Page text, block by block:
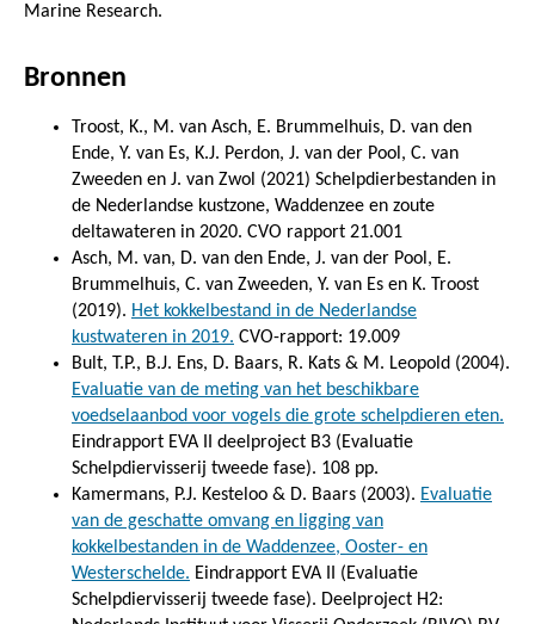
Marine Research.
Bronnen
Troost, K., M. van Asch, E. Brummelhuis, D. van den
Ende, Y. van Es, K.J. Perdon, J. van der Pool, C. van
Zweeden en J. van Zwol (2021) Schelpdierbestanden in
de Nederlandse kustzone, Waddenzee en zoute
deltawateren in 2020. CVO rapport 21.001
Asch, M. van, D. van den Ende, J. van der Pool, E.
Brummelhuis, C. van Zweeden, Y. van Es en K. Troost
(2019). Het kokkelbestand in de Nederlandse
kustwateren in 2019. CVO-rapport: 19.009
Bult, T.P., B.J. Ens, D. Baars, R. Kats & M. Leopold (2004).
Evaluatie van de meting van het beschikbare
voedselaanbod voor vogels die grote schelpdieren eten.
Eindrapport EVA II deelproject B3 (Evaluatie
Schelpdiervisserij tweede fase). 108 pp.
Kamermans, P.J. Kesteloo & D. Baars (2003). Evaluatie
van de geschatte omvang en ligging van
kokkelbestanden in de Waddenzee, Ooster- en
Westerschelde. Eindrapport EVA II (Evaluatie
Schelpdiervisserij tweede fase). Deelproject H2: